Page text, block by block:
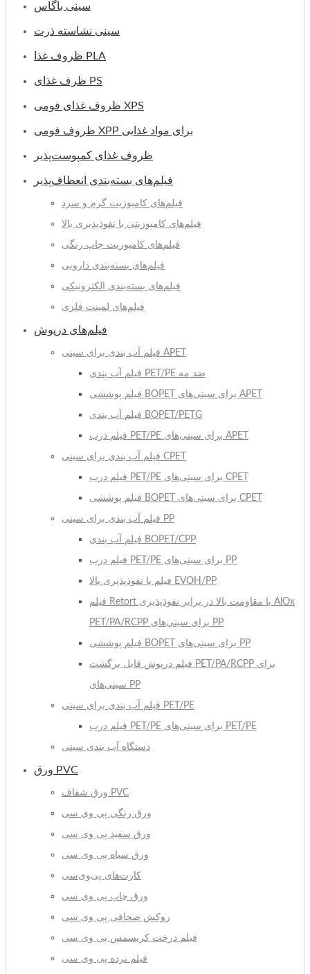
سینی باگاس
سینی نشاسته ذرت
ظروف غذا PLA
ظرف غذای PS
ظروف غذای فومی XPS
ظروف فومی XPP برای مواد غذایی
ظروف غذای کمپوست‌پذیر
فیلم‌های بسته‌بندی انعطاف‌پذیر
فیلم‌های کامپوزیت گرم و سرد
فیلم‌های کامپوزیتی با نفوذپذیری بالا
فیلم‌های کامپوزیت چاپ رنگی
فیلم‌های بسته‌بندی دارویی
فیلم‌های بسته‌بندی الکترونیکی
فیلم‌های لمینت فلزی
فیلم‌های درپوش
فیلم آب بندی برای سینی APET
فیلم آب بندی PET/PE ضد مه
فیلم پوششی BOPET برای سینی‌های APET
فیلم آب بندی BOPET/PETG
فیلم درب PET/PE برای سینی‌های APET
فیلم آب بندی برای سینی CPET
فیلم درب PET/PE برای سینی‌های CPET
فیلم پوششی BOPET برای سینی‌های CPET
فیلم آب بندی برای سینی PP
فیلم آب بندی BOPET/CPP
فیلم درب PET/PE برای سینی‌های PP
فیلم با نفوذپذیری بالا EVOH/PP
فیلم Retort با مقاومت بالا در برابر نفوذپذیری AlOx
PET/PA/RCPP برای سینی‌های PP
فیلم پوششی BOPET برای سینی‌های PP
فیلم درپوش قابل برگشت PET/PA/RCPP برای
سینی‌های PP
فیلم آب بندی برای سینی PET/PE
فیلم درب PET/PE برای سینی‌های PET/PE
دستگاه آب بندی سینی
ورق PVC
ورق شفاف PVC
ورق رنگی پی وی سی
ورق سفید پی وی سی
ورق سیاه پی وی سی
کارت‌های پی‌وی‌سی
ورق چاپ پی وی سی
روکش صحافی پی وی سی
فیلم درخت کریسمس پی وی سی
فیلم نرده پی وی سی